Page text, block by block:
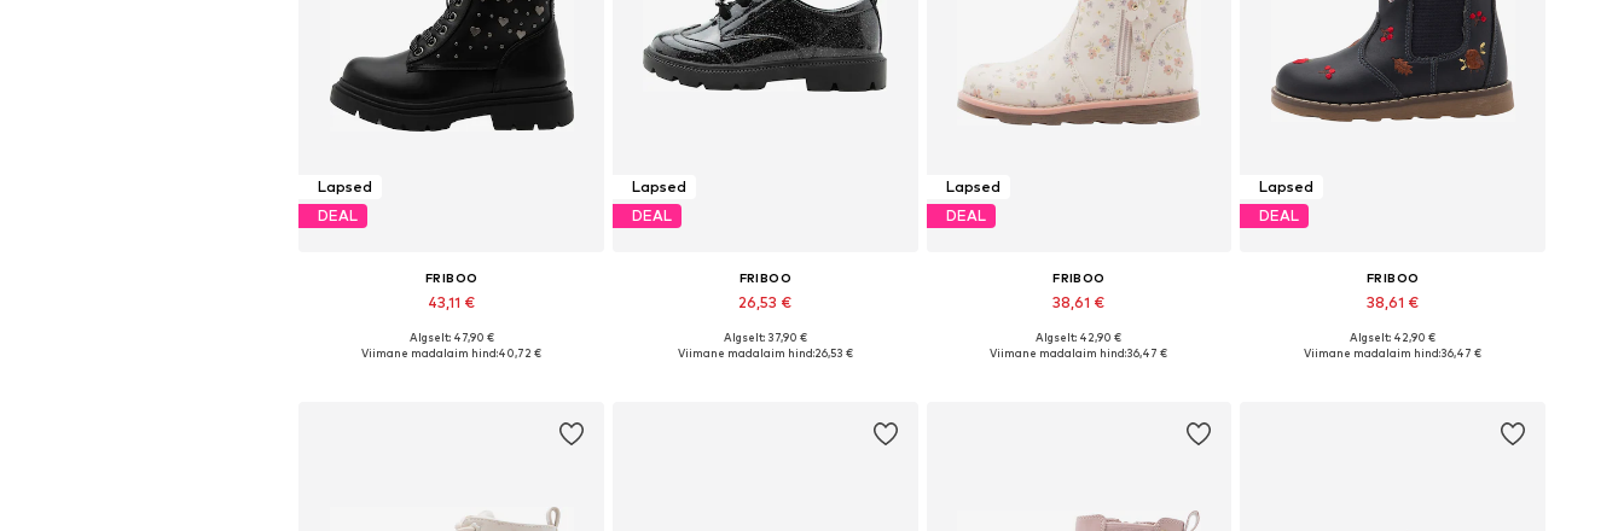
Lapsed
DEAL
FRIBOO
43,11 €
Saadaval erinevates suurustes
Algselt: 47,90 €
Viimane madalaim hind:40,72 €
Lapsed
DEAL
FRIBOO
26,53 €
Saadaval erinevates suurustes
Algselt: 37,90 €
Viimane madalaim hind:26,53 €
Lapsed
DEAL
FRIBOO
38,61 €
Saadaval erinevates suurustes
Algselt: 42,90 €
Viimane madalaim hind:36,47 €
Lapsed
DEAL
FRIBOO
38,61 €
Saadaval erinevates suurustes
Algselt: 42,90 €
Viimane madalaim hind:36,47 €